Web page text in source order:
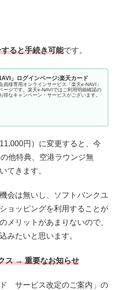
ると手続き可能です。
」ログインページ:楽天カード
員様専用オンラインサービス「楽天e-NAVI」
ージです。楽天e-NAVIではご利用明細確認の
得なキャンペーン・サービスがございます。
円）に変更すると、今
他特典、空港ラウンジ無
てきます。
会は無いし、ソフトバンクユ
ョッピングを利用することが
メリットがあまりないので、
みたいと思います。
ス → 重要なお知らせ
サービス改定のご案内」の